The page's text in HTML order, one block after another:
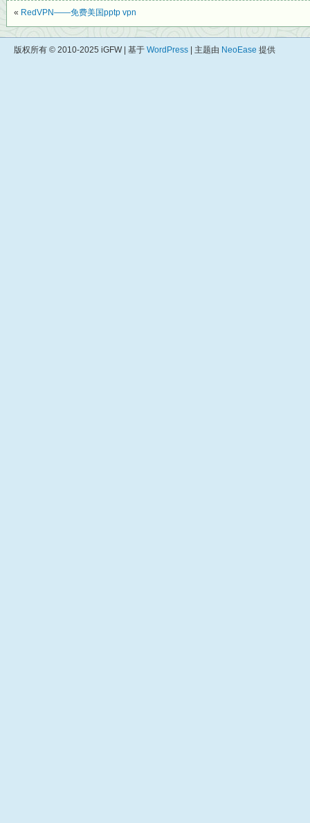
« RedVPN——免费美国pptp vpn
版权所有 © 2010-2025 iGFW | 基于 WordPress | 主题由 NeoEase 提供